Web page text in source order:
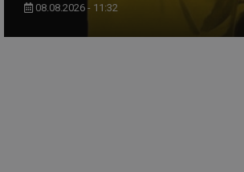
08.08.2026 - 11:32